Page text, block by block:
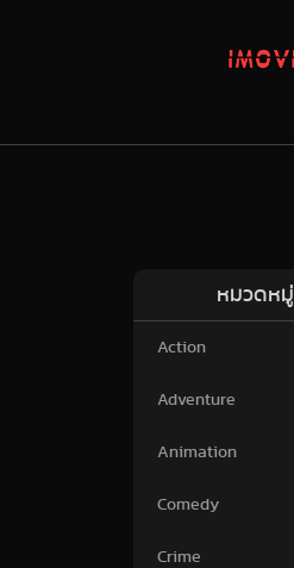
หมวดหมู่
Action
Adventure
Animation
Comedy
Crime